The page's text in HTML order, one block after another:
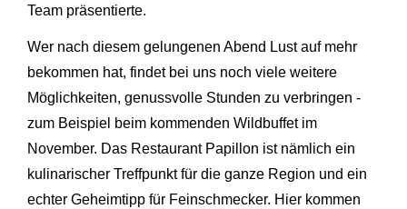
Team präsentierte.
Wer nach diesem gelungenen Abend Lust auf mehr
bekommen hat, findet bei uns noch viele weitere
Möglichkeiten, genussvolle Stunden zu verbringen -
zum Beispiel beim kommenden Wildbuffet im
November. Das Restaurant Papillon ist nämlich ein
kulinarischer Treffpunkt für die ganze Region und ein
echter Geheimtipp für Feinschmecker. Hier kommen